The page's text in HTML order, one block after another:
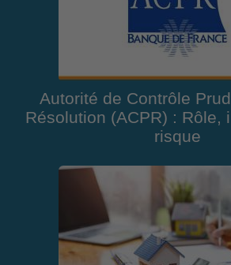
Autorité de Contrôle
Résolution (ACPR) : Rôle,
risque